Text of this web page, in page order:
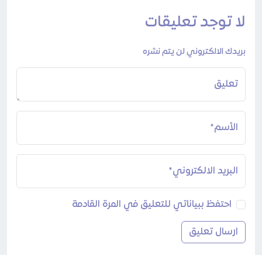
لا توجد تعليقات
بريدك الالكتروني لن يتم نشره
تعليق
الأسم*
البريد الالكتروني*
احتفظ ببياناتي للتعليق في المرة القادمة